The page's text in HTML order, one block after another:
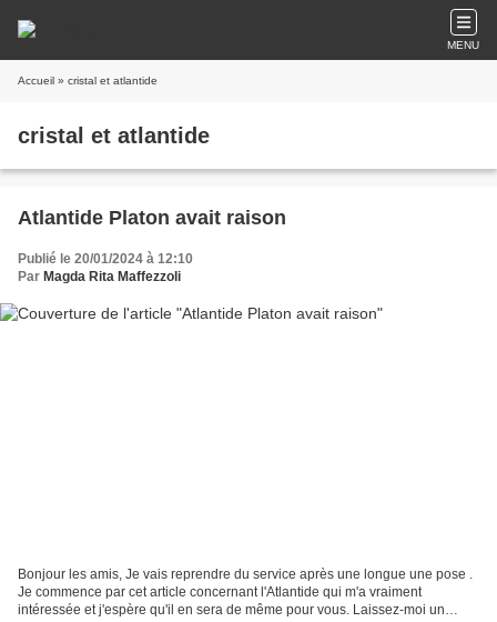
MENU
Accueil » cristal et atlantide
cristal et atlantide
Atlantide Platon avait raison
Publié le 20/01/2024 à 12:10
Par Magda Rita Maffezzoli
Bonjour les amis, Je vais reprendre du service après une longue une pose .
Je commence par cet article concernant l'Atlantide qui m'a vraiment
intéressée et j'espère qu'il en sera de même pour vous. Laissez-moi un